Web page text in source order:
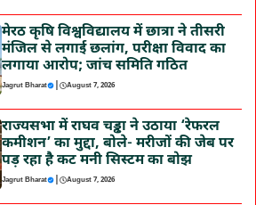
मेरठ कृषि विश्वविद्यालय में छात्रा ने तीसरी
मंजिल से लगाई छलांग, परीक्षा विवाद का
लगाया आरोप; जांच समिति गठित
Jagrut Bharat | August 7, 2026
राज्यसभा में राघव चड्ढा ने उठाया ‘रेफरल
कमीशन’ का मुद्दा, बोले- मरीजों की जेब पर
पड़ रहा है कट मनी सिस्टम का बोझ
Jagrut Bharat | August 7, 2026